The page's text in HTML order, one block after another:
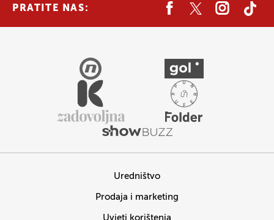
PRATITE NAS:
Uredništvo
Prodaja i marketing
Uvjeti korištenja